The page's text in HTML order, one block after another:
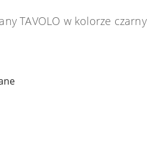
TAVOLO w kolorze czarny